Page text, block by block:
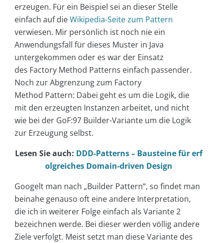
erzeugen. Für ein Beispiel sei an dieser Stelle
einfach auf dieWikipedia-Seite zum Pattern
verwiesen. Mir persönlich ist noch nie ein
Anwendungsfall für dieses Muster in Java
untergekommen oder es war der Einsatz
des Factory Method Patterns einfach passender.
Noch zur Abgrenzung zum Factory
Method Pattern: Dabei geht es um die Logik, die
mit den erzeugten Instanzen arbeitet, und nicht
wie bei der GoF:97 Builder-Variante um die Logik
zur Erzeugung selbst.
Lesen Sie auch: DDD-Patterns – Bausteine für erf
olgreiches Domain-driven Design
Googelt man nach „Builder Pattern“, so findet man
beinahe genauso oft eine andere Interpretation,
die ich in weiterer Folge einfach als Variante 2
bezeichnen werde. Bei dieser werden völlig andere
Ziele verfolgt. Meist setzt man diese Variante des